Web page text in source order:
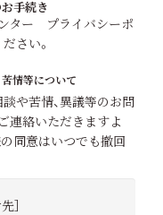
手続き
ター プライバシーポ
さい。
情等について
や苦情、異議等のお問
連絡いただきますよ
の同意はいつでも撤回
］